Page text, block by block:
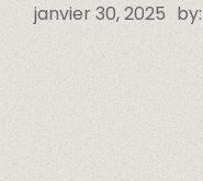
janvier 30, 2025 by: